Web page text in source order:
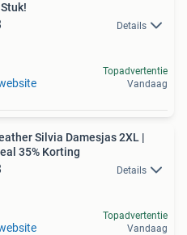
Details
Topadvertentie
Vandaag
Silvia Damesjas 2XL |
35% Korting
Details
Topadvertentie
Vandaag